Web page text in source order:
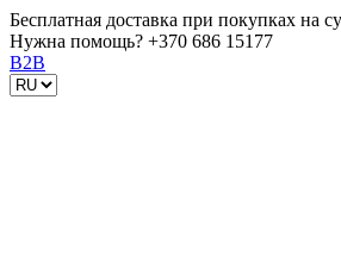
Бесплатная доставка при покупках на
Нужна помощь? +370 686 15177
B2B